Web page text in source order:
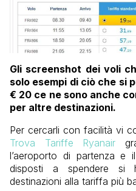
Gli screenshot dei voli
solo esempi di ciò che si
€ 20 ce ne sono anche
per altre destinazioni.
Per cercarli con facilità vi
Trova Tariffe Ryanair
l’aeroporto di partenza e
disposti a spendere si
destinazioni alla tariffa più